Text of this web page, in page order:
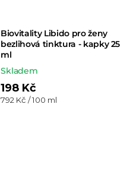
Biovitality Libido pro ženy
bezlihová tinktura - kapky 25
ml
Skladem
198 Kč
Měrná
792 Kč / 100 ml